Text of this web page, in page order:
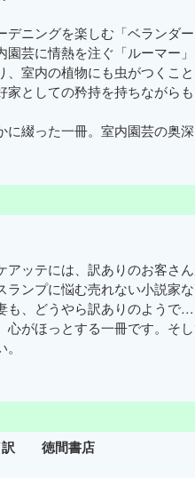
ニングを楽しむ「ベランダ
芸に情熱を注ぐ「ルーマー
室内の植物にも虫がつくこ
家としての矜持を持ちながら
綴った一冊。室内園芸の奥深
ッテには、訳ありのお客さ
ンプに悩む売れない小説家
、どうやら訳ありのようで…
がほっとする一冊です。そ
訳 徳間書店